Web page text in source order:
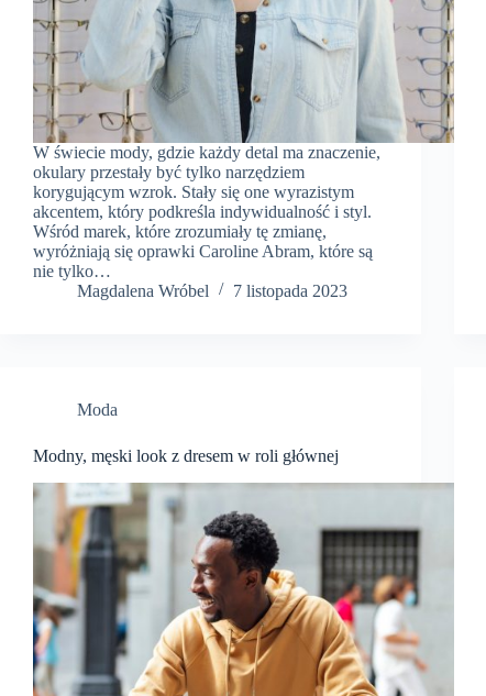
W świecie mody, gdzie każdy detal ma znaczenie,
okulary przestały być tylko narzędziem
korygującym wzrok. Stały się one wyrazistym
akcentem, który podkreśla indywidualność i styl.
Wśród marek, które zrozumiały tę zmianę,
wyróżniają się oprawki Caroline Abram, które są
nie tylko…
Magdalena Wróbel
7 listopada 2023
Moda
Modny, męski look z dresem w roli głównej